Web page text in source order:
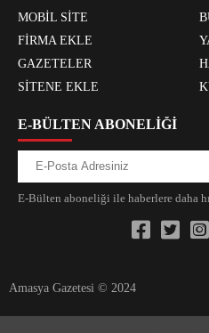
MOBİL SİTE
FİRMA EKLE
GAZETELER
SİTENE EKLE
E-BÜLTEN ABONELİĞİ
E-Bülten aboneliği ile haberlere daha
Amasya Gazetesi © 2024